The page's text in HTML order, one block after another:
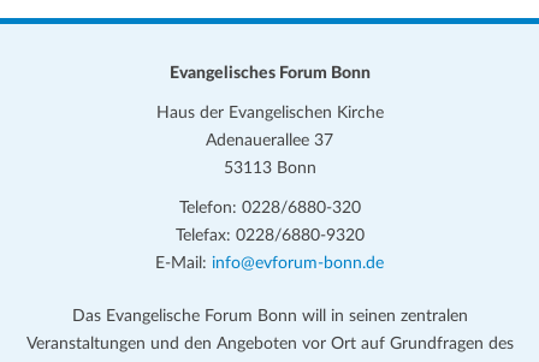
Evangelisches Forum Bonn
Haus der Evangelischen Kirche
Adenauerallee 37
53113 Bonn
Telefon: 0228/6880-320
Telefax: 0228/6880-9320
E-Mail: info@evforum-bonn.de
Das Evangelische Forum Bonn will in seinen zentralen
Veranstaltungen und den Angeboten vor Ort auf Grundfragen des